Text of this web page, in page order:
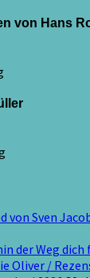
von Hans
von Sven
der Weg
Oliver /